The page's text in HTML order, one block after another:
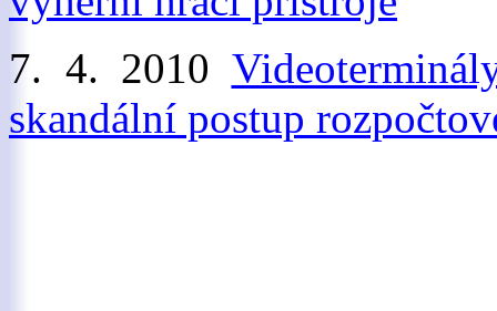
7. 4. 2010
skandální postup